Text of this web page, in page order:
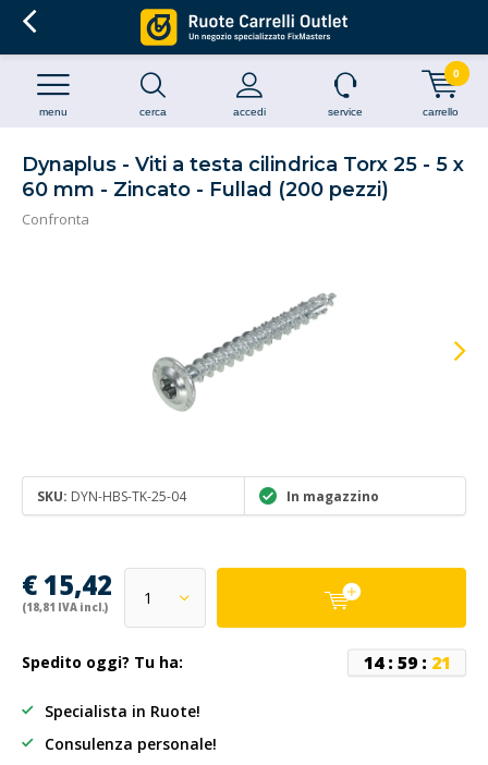
cerca accedi
menu service carrello
0
Dynaplus - Viti a testa cilindrica Torx 25 - 5 x
60 mm - Zincato - Fullad (200 pezzi)
Confronta
SKU: DYN-HBS-TK-25-04 In magazzino
€ 15,42
(18,81 IVA incl.)
Spedito oggi? Tu ha: 14: 59: 21
Specialista in Ruote!
Consulenza personale!